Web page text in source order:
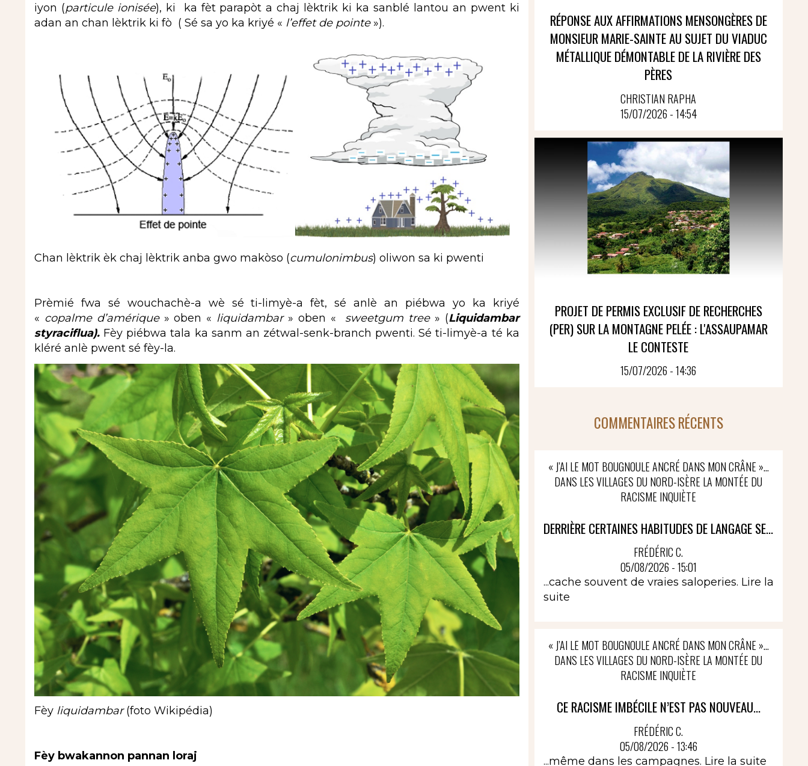
iyon (particule ionisée), ki ka fèt parapòt a chaj lèktrik ki ka sanblé lantou an pwent ki
adan an chan lèktrik ki fò ( Sé sa yo ka kriyé « l’effet de pointe»).
Chan lèktrik èk chaj lèktrik anba gwo makòso (cumulonimbus) oliwon sa ki pwenti
Prèmié fwa sé wouchachè-a wè sé ti-limyè-a fèt, sé anlè an piébwa yo ka kriyé
« copalme d’amérique » oben « liquidambar» oben « sweetgum tree» (Liquidambar
styraciflua). Fèy piébwa tala ka sanm an zétwal-senk-branch pwenti. Sé ti-limyè-a té ka
kléré anlè pwent sé fèy-la.
Fèy liquidambar(foto Wikipédia)
Fèy bwakannon pannan loraj
RÉPONSE AUX AFFIRMATIONS MENSONGÈRES DE
MONSIEUR MARIE-SAINTE AU SUJET DU VIADUC
MÉTALLIQUE DÉMONTABLE DE LA RIVIÈRE DES
PÈRES
CHRISTIAN RAPHA
15/07/2026 - 14:54
PROJET DE PERMIS EXCLUSIF DE RECHERCHES
(PER) SUR LA MONTAGNE PELÉE : L'ASSAUPAMAR
LE CONTESTE
15/07/2026 - 14:36
COMMENTAIRES RÉCENTS
« J’AI LE MOT BOUGNOULE ANCRÉ DANS MON CRÂNE »…
DANS LES VILLAGES DU NORD-ISÈRE LA MONTÉE DU
RACISME INQUIÈTE
DERRIÈRE CERTAINES HABITUDES DE LANGAGE SE...
FRÉDÉRIC C.
05/08/2026 - 15:01
...cache souvent de vraies saloperies. Lire la
suite
« J’AI LE MOT BOUGNOULE ANCRÉ DANS MON CRÂNE »…
DANS LES VILLAGES DU NORD-ISÈRE LA MONTÉE DU
RACISME INQUIÈTE
CE RACISME IMBÉCILE N’EST PAS NOUVEAU...
FRÉDÉRIC C.
05/08/2026 - 13:46
...même dans les campagnes. Lire la suite